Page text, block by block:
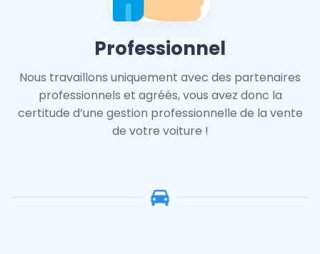
Professionnel
Nous travaillons uniquement avec des partenaires
professionnels et agréés, vous avez donc la
certitude d’une gestion professionnelle de la vente
de votre voiture !